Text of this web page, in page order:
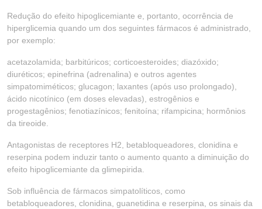
Redução do efeito hipoglicemiante e, portanto, ocorrência de
hiperglicemia quando um dos seguintes fármacos é administrado,
por exemplo:
acetazolamida; barbitúricos; corticoesteroides; diazóxido;
diuréticos; epinefrina (adrenalina) e outros agentes
simpatomiméticos; glucagon; laxantes (após uso prolongado),
ácido nicotínico (em doses elevadas), estrogênios e
progestagênios; fenotiazínicos; fenitoína; rifampicina; hormônios
da tireoide.
Antagonistas de receptores H2, betabloqueadores, clonidina e
reserpina podem induzir tanto o aumento quanto a diminuição do
efeito hipoglicemiante da glimepirida.
Sob influência de fármacos simpatolíticos, como
betabloqueadores, clonidina, guanetidina e reserpina, os sinais da